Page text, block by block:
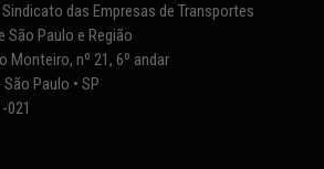
Sindicato das Empresas de Transportes
São Paulo e Região
Monteiro, nº 21, 6º andar
Paulo • SP
021